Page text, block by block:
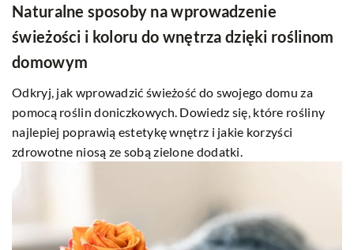
Naturalne sposoby na wprowadzenie
świeżości i koloru do wnętrza dzięki roślinom
domowym
Odkryj, jak wprowadzić świeżość do swojego domu za
pomocą roślin doniczkowych. Dowiedz się, które rośliny
najlepiej poprawią estetykę wnętrz i jakie korzyści
zdrowotne niosą ze sobą zielone dodatki.